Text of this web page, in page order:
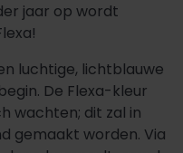
jaar op wordt
luchtige, lichtblauwe
De Flexa-kleur
wachten; dit zal in
gemaakt worden. Via